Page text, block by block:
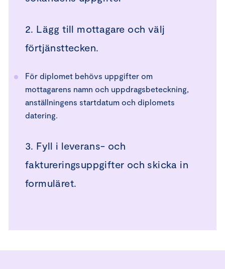
2. Lägg till mottagare och välj
förtjänsttecken.
För diplomet behövs uppgifter om
mottagarens namn och uppdragsbeteckning,
anställningens startdatum och diplomets
datering.
3. Fyll i leverans- och
faktureringsuppgifter och skicka in
formuläret.